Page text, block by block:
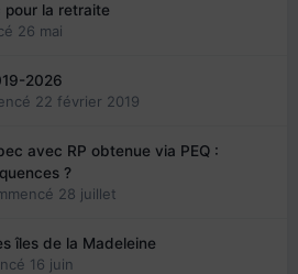
pour la retraite
26 mai
2026
22 février 2019
avec RP obtenue via PEQ :
?
28 juillet
îles de la Madeleine
16 juin